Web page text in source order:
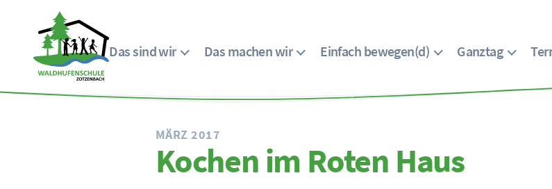
Waldhufenschule
Das sind wir Das machen wir Einfach bewegen(d) Ganztag
Menü
MÄRZ 2017
Kochen im Roten Haus